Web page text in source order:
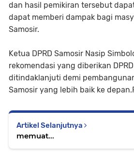
dan hasil pemikiran tersebut
dapat memberi dampak bagi
Samosir.
Ketua DPRD Samosir Nasip
rekomendasi yang diberikan
ditindaklanjuti demi
Samosir yang lebih baik ke
Artikel Selanjutnya
memuat...